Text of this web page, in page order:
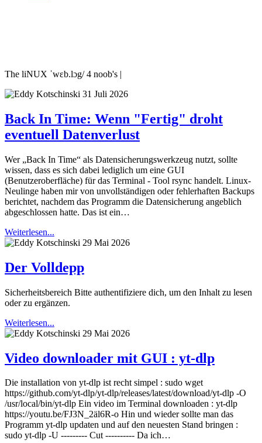
The liNUX ˈwɛb.lɔg/ 4 noob's |
31 Juli 2026
Back In Time: Wenn "Fertig" droht
eventuell Datenverlust
Wer „Back In Time“ als Datensicherungswerkzeug nutzt, sollte
wissen, dass es sich dabei lediglich um eine GUI
(Benutzeroberfläche) für das Terminal - Tool rsync handelt. Linux-
Neulinge haben mir von unvollständigen oder fehlerhaften Backups
berichtet, nachdem das Programm die Datensicherung angeblich
abgeschlossen hatte. Das ist ein…
Weiterlesen...
29 Mai 2026
Der Volldepp
Sicherheitsbereich Bitte authentifiziere dich, um den Inhalt zu lesen
oder zu ergänzen.
Weiterlesen...
29 Mai 2026
Video downloader mit GUI : yt-dlp
Die installation von yt-dlp ist recht simpel : sudo wget
https://github.com/yt-dlp/yt-dlp/releases/latest/download/yt-dlp -O
/usr/local/bin/yt-dlp Ein video im Terminal downloaden : yt-dlp
https://youtu.be/FJ3N_2äl6R-o Hin und wieder sollte man das
Programm yt-dlp updaten und auf den neuesten Stand bringen :
sudo yt-dlp -U --------- Cut ---------- Da ich…